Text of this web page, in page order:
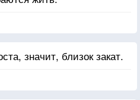
значит, близок закат.